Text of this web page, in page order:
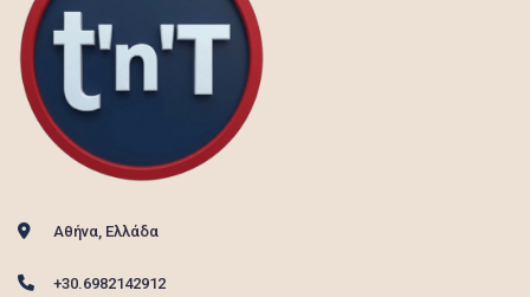
Αθήνα, Ελλάδα
+30.6982142912